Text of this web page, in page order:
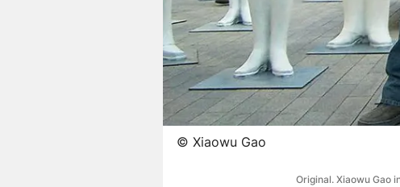
© Xiaowu Gao
Original. Xiaowu Gao